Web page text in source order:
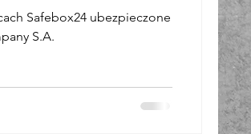
Safebox24 ubezpieczone
S.A.